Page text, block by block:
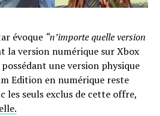
évoque “n’importe quelle version
la version numérique sur Xbox
une version physique
Edition en numérique reste
les seuls exclus de cette offre,